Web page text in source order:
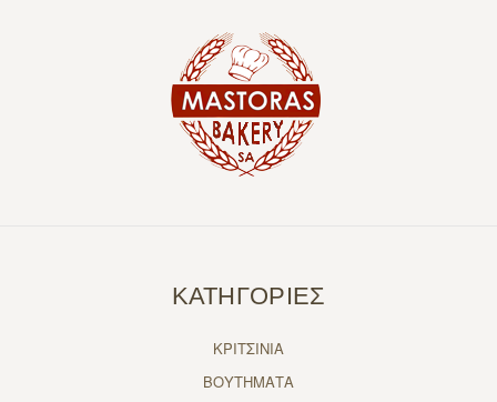
ΚΑΤΗΓΟΡΙΕΣ
ΚΡΙΤΣΙΝΙΑ
ΒΟΥΤΗΜΑΤΑ